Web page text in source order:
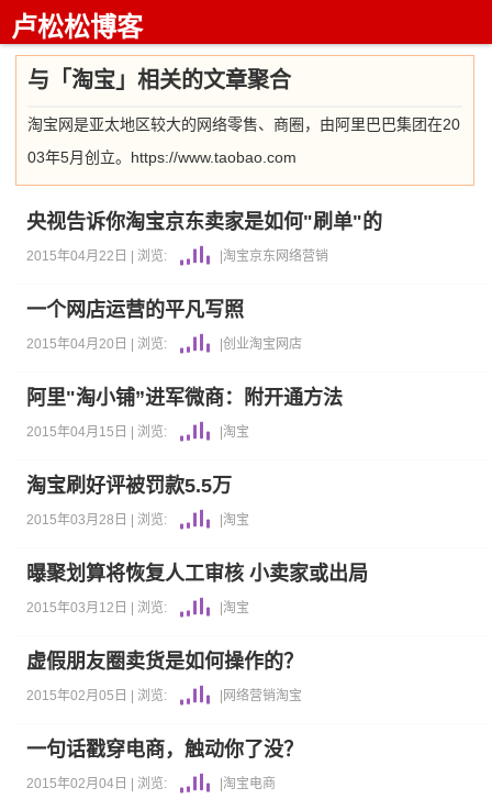
卢松松博客
与「淘宝」相关的文章聚合
淘宝网是亚太地区较大的网络零售、商圈，由阿里巴巴集团在20
03年5月创立。https://www.taobao.com
央视告诉你淘宝京东卖家是如何"刷单"的
2015年04月22日 | 浏览: |淘宝京东 网络营销
一个网店运营的平凡写照
2015年04月20日 | 浏览: |创业淘宝 网店
阿里"淘小铺”进军微商：附开通方法
2015年04月15日 | 浏览: |淘宝
淘宝刷好评被罚款5.5万
2015年03月28日 | 浏览: |淘宝
曝聚划算将恢复人工审核 小卖家或出局
2015年03月12日 | 浏览: |淘宝
虚假朋友圈卖货是如何操作的？
2015年02月05日 | 浏览: 网络营销淘宝
一句话戳穿电商，触动你了没？
2015年02月04日 | 浏览: |淘宝电商